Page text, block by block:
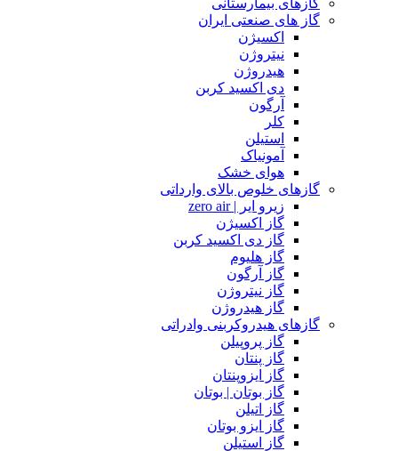
گازهای بیمارستانی
گاز های صنعتی ایران
اکسیژن
نیتروژن
هیدروژن
دی اکسید کربن
آرگون
کلر
استیلن
آمونیاک
هوای خشک
گازهای خلوص بالای وارداتی
زیرو ایر | zero air
گاز اکسیژن
گاز دی اکسید کربن
گاز هلیوم
گاز آرگون
گاز نیتروژن
گاز هیدروژن
گازهای هیدروکربنی وادراتی
گاز پروپیلن
گاز پنتان
گاز ایزوپنتان
گاز بوتان | بوتان
گاز اتیلن
گاز ایزو بوتان
گاز استیلن